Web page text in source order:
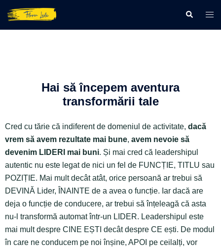
Hai să începem aventura
transformării tale
Cred cu tărie că indiferent de domeniul de activitate, dacă
vrem să avem rezultate mai bune, avem nevoie să
devenim LIDERI mai buni. Și mai cred că leadershipul
autentic nu este legat de nici un fel de FUNCȚIE, TITLU sau
POZIȚIE. Mai mult decât atât, orice persoană ar trebui să
DEVINĂ Lider, ÎNAINTE de a avea o funcție. Iar dacă are
deja o funcție de conducere, ar trebui să înțeleagă că asta
nu-l transformă automat într-un LIDER. Leadershipul este
mai mult despre CINE EȘTI decât despre CE ești. De modul
în care ne conducem pe noi înșine, APOI pe ceilalți, vor